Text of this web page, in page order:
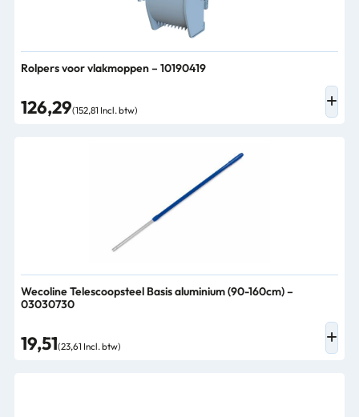
Rolpers voor vlakmoppen – 10190419
126,29(152,81 Incl. btw)
Wecoline Telescoopsteel Basis aluminium (90-160cm) –
03030730
19,51(23,61 Incl. btw)